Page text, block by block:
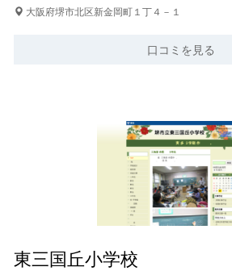
大阪府堺市北区新金岡町１丁４－１
口コミを見る
東三国丘小学校